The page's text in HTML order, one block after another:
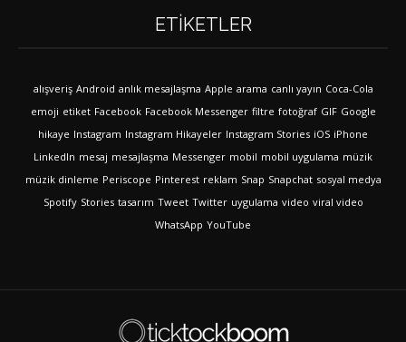
ETIKETLER
alışveriş Android anlık mesajlaşma Apple arama canlı yayın Coca-Cola
emoji etiket Facebook Facebook Messenger filtre fotoğraf GIF Google
hikaye Instagram Instagram Hikayeler Instagram Stories iOS iPhone
LinkedIn mesaj mesajlaşma Messenger mobil mobil uygulama müzik
müzik dinleme Periscope Pinterest reklam Snap Snapchat sosyal medya
Spotify Stories tasarım Tweet Twitter uygulama video viral video
WhatsApp YouTube